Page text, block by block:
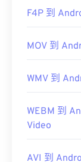
F4P 到
MOV 到
WMV 到
WEBM 到
Video
AVI 到